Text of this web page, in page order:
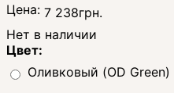
Цена: 7 238грн.
Нет в наличии
Цвет:
Оливковый (OD Green)